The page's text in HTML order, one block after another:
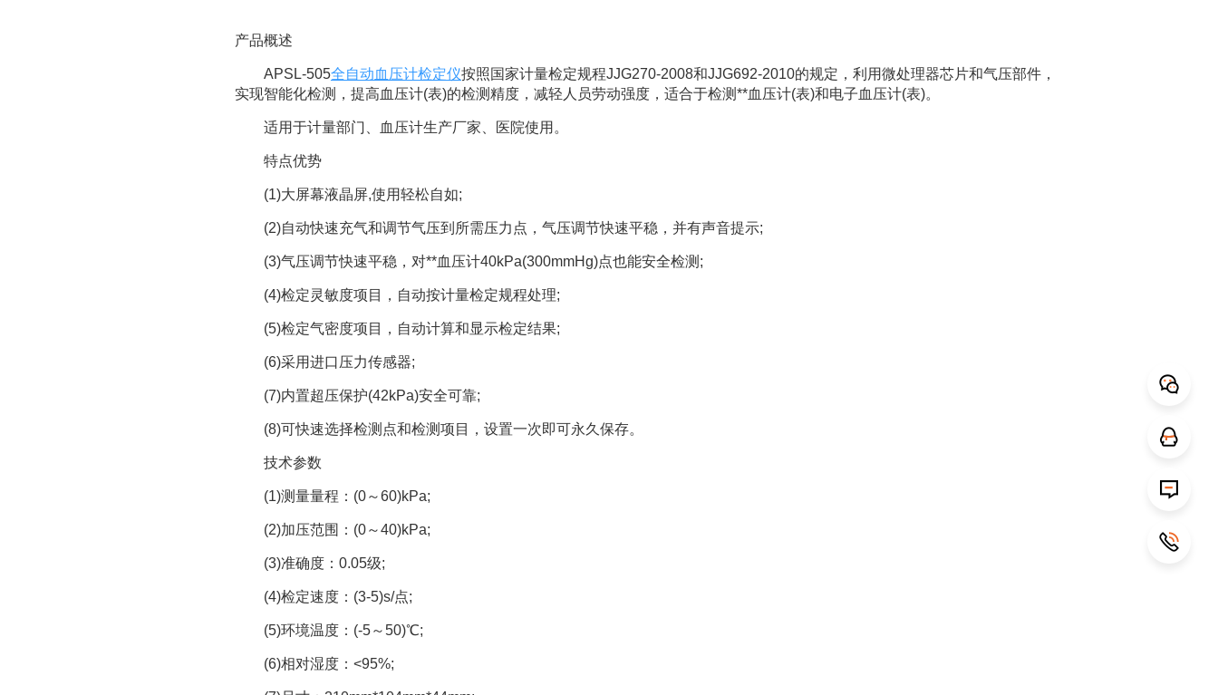
产品概述
APSL-505全自动血压计检定仪按照国家计量检定规程JJG270-2008和JJG692-2010的规定，利用微处理器芯片和气压部件，
实现智能化检测，提高血压计(表)的检测精度，减轻人员劳动强度，适合于检测**血压计(表)和电子血压计(表)。
适用于计量部门、血压计生产厂家、医院使用。
特点优势
(1)大屏幕液晶屏,使用轻松自如;
(2)自动快速充气和调节气压到所需压力点，气压调节快速平稳，并有声音提示;
(3)气压调节快速平稳，对**血压计40kPa(300mmHg)点也能安全检测;
(4)检定灵敏度项目，自动按计量检定规程处理;
(5)检定气密度项目，自动计算和显示检定结果;
(6)采用进口压力传感器;
(7)内置超压保护(42kPa)安全可靠;
(8)可快速选择检测点和检测项目，设置一次即可永久保存。
技术参数
(1)测量量程：(0～60)kPa;
(2)加压范围：(0～40)kPa;
(3)准确度：0.05级;
(4)检定速度：(3-5)s/点;
(5)环境温度：(-5～50)℃;
(6)相对湿度：<95%;